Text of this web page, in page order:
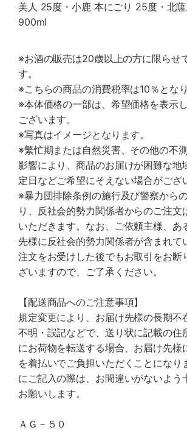
美人 25度・小鹿 本にごり 25度・北
900ml
※お酒の販売は20歳以上の方に限らせ
す。
※こちらの商品の消費税率は10％となり
※本体価格の一部は、希望価格を表示
ございます。
※写真はイメージとなります。
※繁忙期または自然災害、その他の不
影響により、商品のお届けが困難な地
定日などご希望にそえない場合がござ
※暴力団排除条例の施行及び警察から
り、反社会的勢力関係者からのご注文
いただきます。なお、ご依頼主様、あ
先様に反社会的勢力関係者が含まれて
注文をお受けした後でもお取引をお断
ざいますので、ご了承ください。
【配送商品へのご注意事項】
規定変更により、お届け先様の長期不
不明・誤記などで、送り状に記載の住
にお荷物を転送する場合、お届け先様
を着払いでご負担いただくことになり
にご記入の際は、お間違いがないよう
お願いします。
ＡＧ－５０